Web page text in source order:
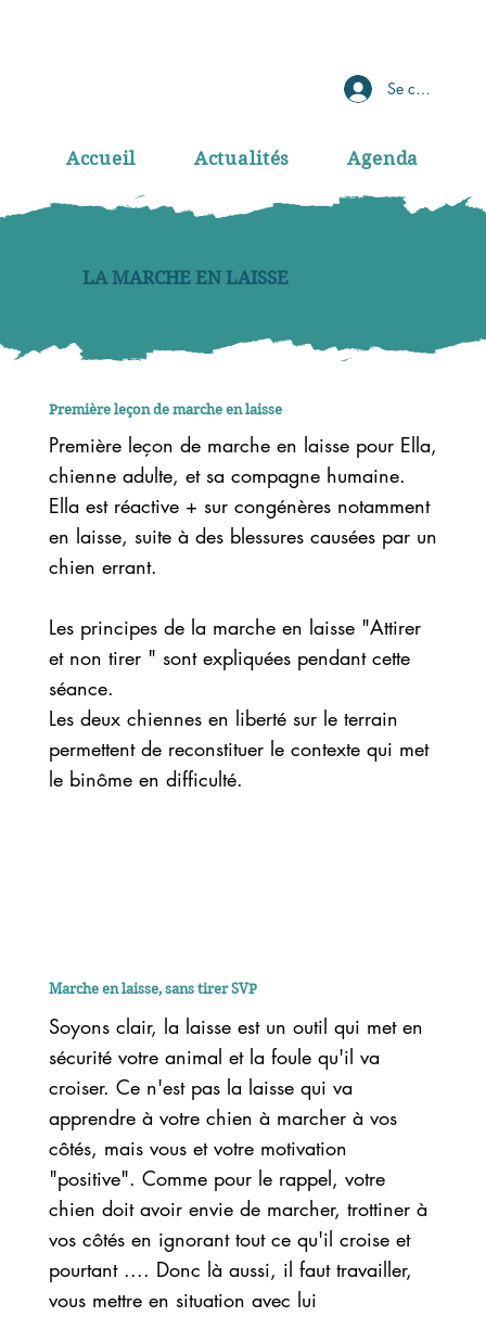
Accueil Actualités Agenda
Se connecter
LA MARCHE EN LAISSE
Première leçon de marche en laisse
Première leçon de marche en laisse pour Ella,
chienne adulte, et sa compagne humaine.
Ella est réactive + sur congénères notamment
en laisse, suite à des blessures causées par un
chien errant.
Les principes de la marche en laisse "Attirer
et non tirer " sont expliquées pendant cette
séance.
Les deux chiennes en liberté sur le terrain
permettent de reconstituer le contexte qui met
le binôme en difficulté.
Marche en laisse, sans tirer SVP
Soyons clair, la laisse est un outil qui met en
sécurité votre animal et la foule qu'il va
croiser. Ce n'est pas la laisse qui va
apprendre à votre chien à marcher à vos
côtés, mais vous et votre motivation
"positive". Comme pour le rappel, votre
chien doit avoir envie de marcher, trottiner à
vos côtés en ignorant tout ce qu'il croise et
pourtant .... Donc là aussi, il faut travailler,
vous mettre en situation avec lui